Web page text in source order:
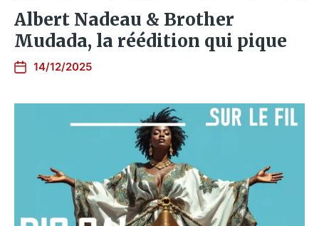
Albert Nadeau & Brother
Mudada, la réédition qui pique
14/12/2025